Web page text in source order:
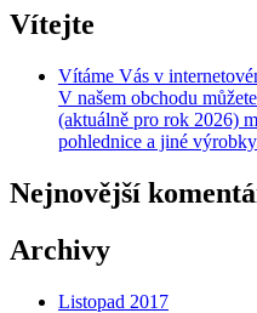
Vítejte
Vítáme Vás v
V našem obchodu
(aktuálně pro rok 2026)
pohlednice a jiné
Nejnovější
Archivy
Listopad 2017